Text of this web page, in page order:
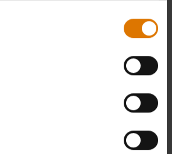
More information